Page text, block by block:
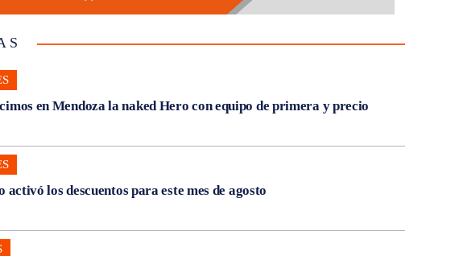
en Mendoza la naked Hero con equipo de primera y precio
activó los descuentos para este mes de agosto